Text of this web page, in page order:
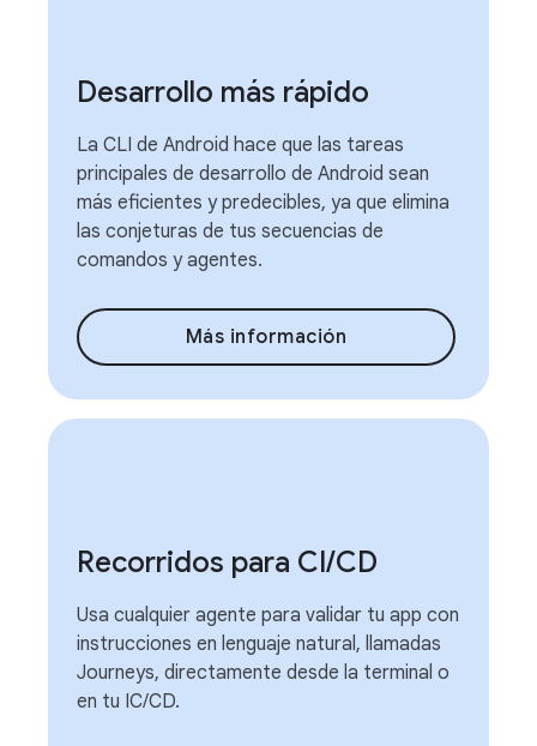
Desarrollo más rápido
La CLI de Android hace que las tareas
principales de desarrollo de Android sean
más eficientes y predecibles, ya que elimina
las conjeturas de tus secuencias de
comandos y agentes.
Más información
Recorridos para CI/CD
Usa cualquier agente para validar tu app con
instrucciones en lenguaje natural, llamadas
Journeys, directamente desde la terminal o
en tu IC/CD.